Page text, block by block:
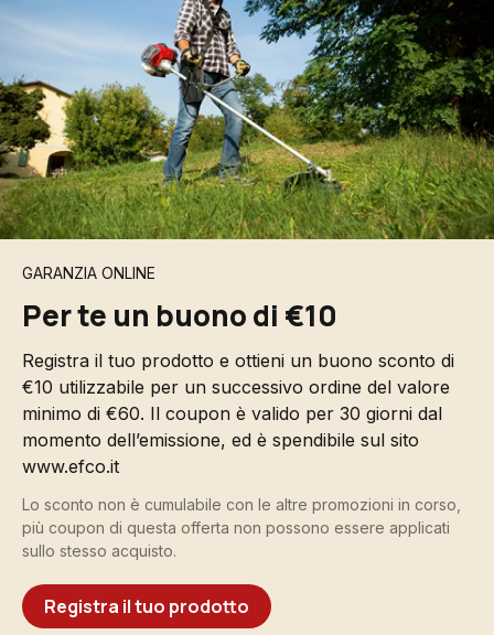
GARANZIA ONLINE
Per te un buono di €10
Registra il tuo prodotto e ottieni un buono sconto di
€10 utilizzabile per un successivo ordine del valore
minimo di €60. Il coupon è valido per 30 giorni dal
momento dell’emissione, ed è spendibile sul sito
www.efco.it
Lo sconto non è cumulabile con le altre promozioni in corso,
più coupon di questa offerta non possono essere applicati
sullo stesso acquisto.
Registra il tuo prodotto